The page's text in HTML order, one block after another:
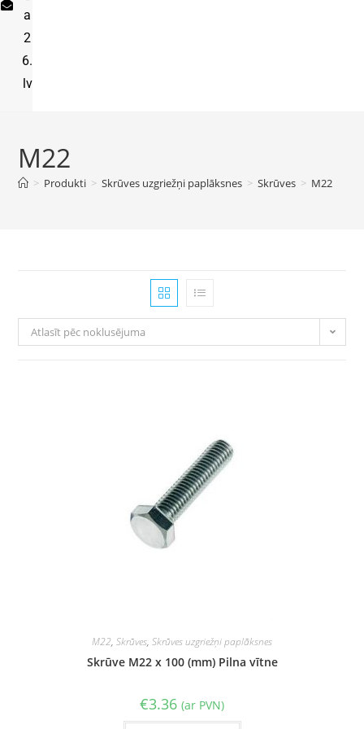
a
2
6.
lv
M22
> Produkti > Skrūves uzgriežņi paplāksnes > Skrūves > M22
Atlasīt pēc noklusējuma
M22, Skrūves, Skrūves uzgriežņi paplāksnes
Skrūve M22 x 100 (mm) Pilna vītne
€3.36 (ar PVN)